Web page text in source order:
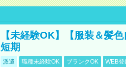
【未経験OK】【服装＆髪
短期
派遣 職種未経験OK ブランクOK WEB登